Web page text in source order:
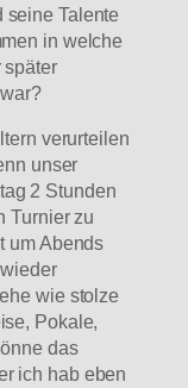
seine Talente
in welche
später
verurteilen
unser
2 Stunden
Turnier zu
um Abends
wie stolze
Pokale,
das
ich hab eben